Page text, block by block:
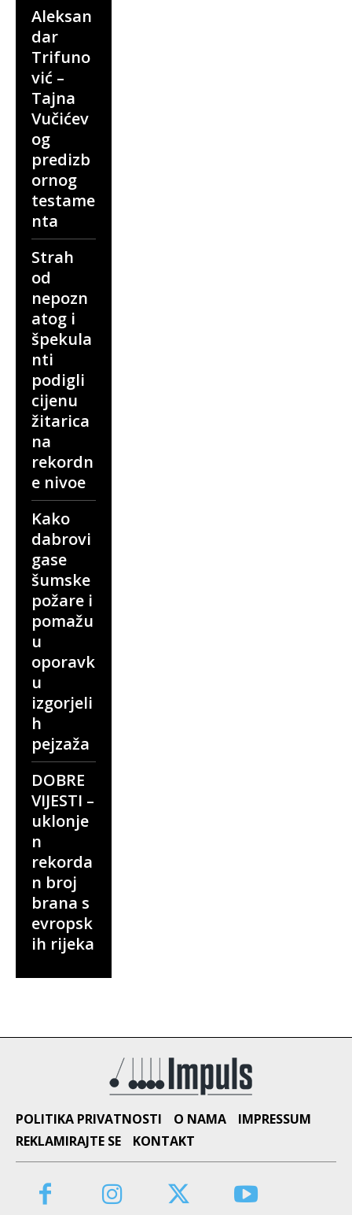
Aleksan
dar
Trifuno
vić –
Tajna
Vučićev
og
predizb
ornog
testame
nta
Strah
od
nepozn
atog i
špekula
nti
podigli
cijenu
žitarica
na
rekordn
e nivoe
Kako
dabrovi
gase
šumske
požare i
pomažu
u
oporavk
u
izgorjeli
h
pejzaža
DOBRE
VIJESTI –
uklonje
n
rekorda
n broj
brana s
evropsk
ih rijeka
POLITIKA PRIVATNOSTI O NAMA
IMPRESSUM
REKLAMIRAJTE SE
KONTAKT